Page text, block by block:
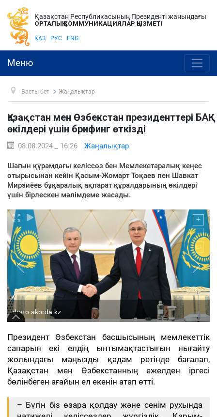
Қазақстан Республикасының Президенті жанындағы
ОРТАЛЫҚ КОММУНИКАЦИЯЛАР ҚЫЗМЕТІ
ҚАЗ РУС ENG
Меню
Басты бет Жаңалықтар
Қазақстан мен Өзбекстан президенттері БАҚ
өкілдері үшін брифинг өткізді
08.08.2024 _ 16:26 Жаңалықтар
Шағын құрамдағы келіссөз бен Мемлекетаралық кеңес
отырысынан кейін Қасым-Жомарт Тоқаев пен Шавкат
Мирзиёев бұқаралық ақпарат құралдарының өкілдері
үшін бірлескен мәлімдеме жасады.
фото akorda.kz
Президент Өзбекстан басшысының мемлекеттік
сапарын екі елдің ынтымақтастығын нығайту
жолындағы маңызды қадам ретінде бағалап,
Қазақстан мен Өзбекстанның ежелден іргесі
бөлінбеген ағайын ел екенін атап өтті.
– Бүгін біз өзара қолдау және сенім рухында